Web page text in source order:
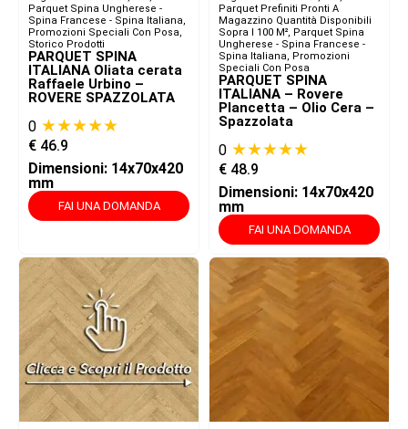
Parquet Spina Ungherese -
Spina Francese - Spina Italiana,
Promozioni Speciali Con Posa,
Storico Prodotti
PARQUET SPINA
ITALIANA Oliata cerata
Raffaele Urbino –
ROVERE SPAZZOLATA
0 ★★★★★
€ 46.9
Dimensioni: 14x70x420
mm
FAI UNA DOMANDA
Parquet Prefiniti Pronti A
Magazzino Quantità Disponibili
Sopra I 100 M², Parquet Spina
Ungherese - Spina Francese -
Spina Italiana, Promozioni
Speciali Con Posa
PARQUET SPINA
ITALIANA – Rovere
Plancetta – Olio Cera –
Spazzolata
0 ★★★★★
€ 48.9
Dimensioni: 14x70x420
mm
FAI UNA DOMANDA